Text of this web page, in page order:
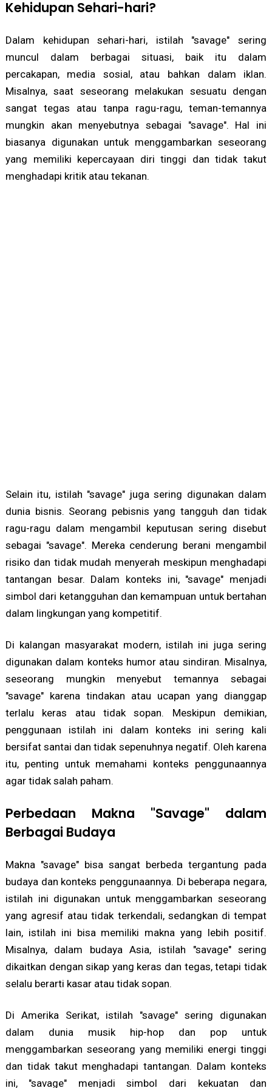
Kehidupan Sehari-hari?
Dalam kehidupan sehari-hari, istilah "savage" sering
muncul dalam berbagai situasi, baik itu dalam
percakapan, media sosial, atau bahkan dalam iklan.
Misalnya, saat seseorang melakukan sesuatu dengan
sangat tegas atau tanpa ragu-ragu, teman-temannya
mungkin akan menyebutnya sebagai "savage". Hal ini
biasanya digunakan untuk menggambarkan seseorang
yang memiliki kepercayaan diri tinggi dan tidak takut
menghadapi kritik atau tekanan.
Selain itu, istilah "savage" juga sering digunakan dalam
dunia bisnis. Seorang pebisnis yang tangguh dan tidak
ragu-ragu dalam mengambil keputusan sering disebut
sebagai "savage". Mereka cenderung berani mengambil
risiko dan tidak mudah menyerah meskipun menghadapi
tantangan besar. Dalam konteks ini, "savage" menjadi
simbol dari ketangguhan dan kemampuan untuk bertahan
dalam lingkungan yang kompetitif.
Di kalangan masyarakat modern, istilah ini juga sering
digunakan dalam konteks humor atau sindiran. Misalnya,
seseorang mungkin menyebut temannya sebagai
"savage" karena tindakan atau ucapan yang dianggap
terlalu keras atau tidak sopan. Meskipun demikian,
penggunaan istilah ini dalam konteks ini sering kali
bersifat santai dan tidak sepenuhnya negatif. Oleh karena
itu, penting untuk memahami konteks penggunaannya
agar tidak salah paham.
Perbedaan Makna "Savage" dalam
Berbagai Budaya
Makna "savage" bisa sangat berbeda tergantung pada
budaya dan konteks penggunaannya. Di beberapa negara,
istilah ini digunakan untuk menggambarkan seseorang
yang agresif atau tidak terkendali, sedangkan di tempat
lain, istilah ini bisa memiliki makna yang lebih positif.
Misalnya, dalam budaya Asia, istilah "savage" sering
dikaitkan dengan sikap yang keras dan tegas, tetapi tidak
selalu berarti kasar atau tidak sopan.
Di Amerika Serikat, istilah "savage" sering digunakan
dalam dunia musik hip-hop dan pop untuk
menggambarkan seseorang yang memiliki energi tinggi
dan tidak takut menghadapi tantangan. Dalam konteks
ini, "savage" menjadi simbol dari kekuatan dan